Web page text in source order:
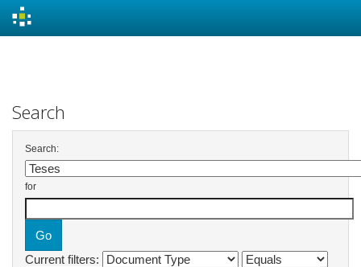
Search
Search:
for
Current filters: